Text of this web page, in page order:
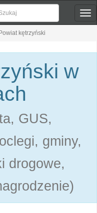
Powiat kętrzyński
w
GUS,
gminy,
drogowe,